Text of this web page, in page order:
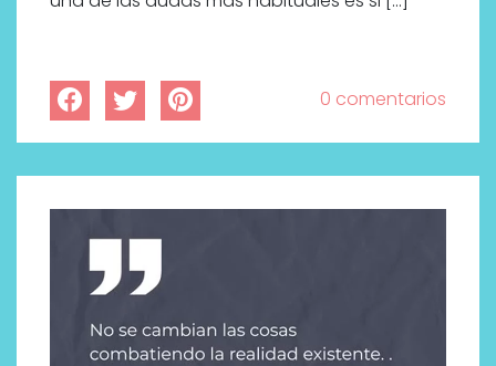
0 comentarios